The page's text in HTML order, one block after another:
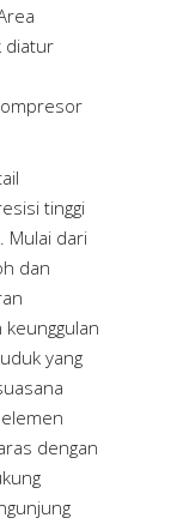
diatur
tinggi
Mulai dari
dan
yang
dengan